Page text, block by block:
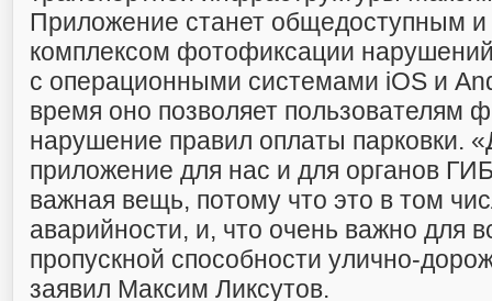
Приложение станет общедоступным
комплексом фотофиксации
с операционными системами iOS и
время оно позволяет пользователям
нарушение правил оплаты парковки.
приложение для нас и для органов
важная вещь, потому что это в том
аварийности, и, что очень важно для
пропускной способности улично-
заявил Максим Ликсутов.